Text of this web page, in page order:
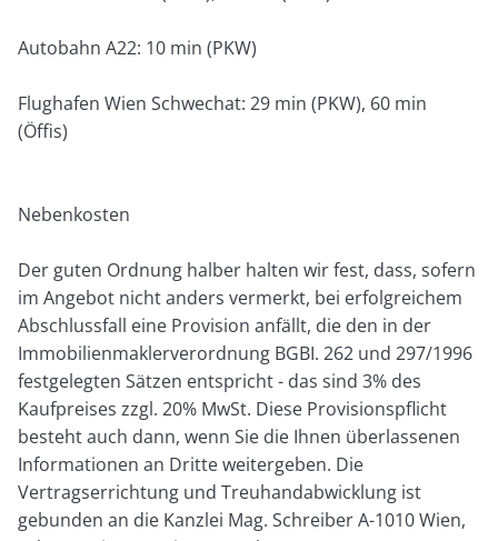
Autobahn A22: 10 min (PKW)
Flughafen Wien Schwechat: 29 min (PKW), 60 min
(Öffis)
Nebenkosten
Der guten Ordnung halber halten wir fest, dass, sofern
im Angebot nicht anders vermerkt, bei erfolgreichem
Abschlussfall eine Provision anfällt, die den in der
Immobilienmaklerverordnung BGBI. 262 und 297/1996
festgelegten Sätzen entspricht - das sind 3% des
Kaufpreises zzgl. 20% MwSt. Diese Provisionspflicht
besteht auch dann, wenn Sie die Ihnen überlassenen
Informationen an Dritte weitergeben. Die
Vertragserrichtung und Treuhandabwicklung ist
gebunden an die Kanzlei Mag. Schreiber A-1010 Wien,